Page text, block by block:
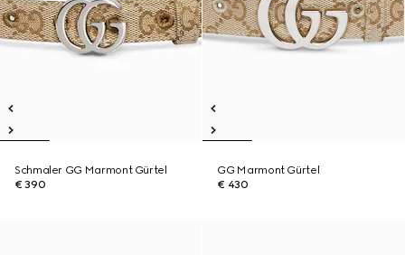
Schmaler GG Marmont Gürtel
€ 390
GG Marmont Gürtel
€ 430